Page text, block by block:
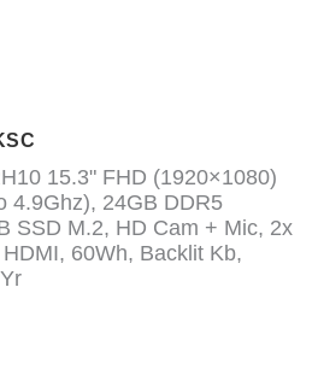
15.3" FHD (1920×1080)
4.9Ghz), 24GB DDR5
SSD M.2, HD Cam + Mic, 2x
60Wh, Backlit Kb,